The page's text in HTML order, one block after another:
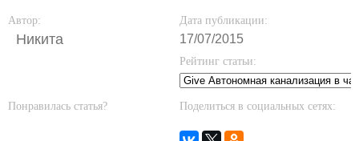
Автор:
Никита
Дата публикации:
17/07/2015
Рейтинг статьи:
Понравилась статья? Поделиться в социальных сетях: